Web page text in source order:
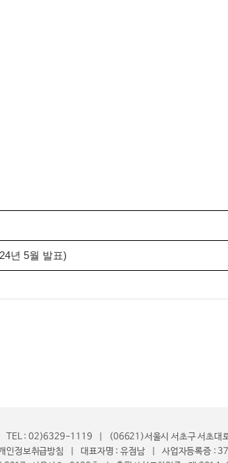
년 5월 발표)
TEL : 02)6329-1119 | (06621)서울시 서초구 서초대로
인정보취급방침 | 대표자명 : 유점남 | 사업자등록증 :